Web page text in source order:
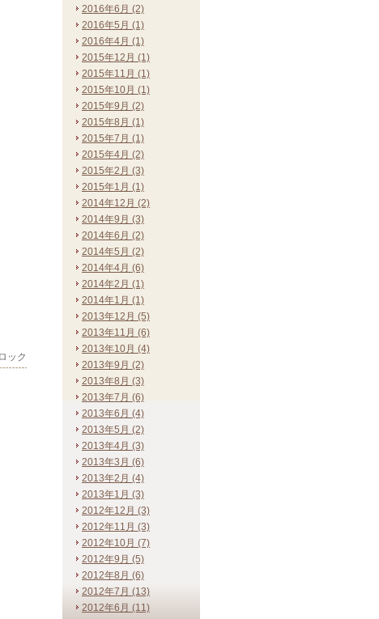
ック
2016年6月 (2)
2016年5月 (1)
2016年4月 (1)
2015年12月 (1)
2015年11月 (1)
2015年10月 (1)
2015年9月 (2)
2015年8月 (1)
2015年7月 (1)
2015年4月 (2)
2015年2月 (3)
2015年1月 (1)
2014年12月 (2)
2014年9月 (3)
2014年6月 (2)
2014年5月 (2)
2014年4月 (6)
2014年2月 (1)
2014年1月 (1)
2013年12月 (5)
2013年11月 (6)
2013年10月 (4)
2013年9月 (2)
2013年8月 (3)
2013年7月 (6)
2013年6月 (4)
2013年5月 (2)
2013年4月 (3)
2013年3月 (6)
2013年2月 (4)
2013年1月 (3)
2012年12月 (3)
2012年11月 (3)
2012年10月 (7)
2012年9月 (5)
2012年8月 (6)
2012年7月 (13)
2012年6月 (11)